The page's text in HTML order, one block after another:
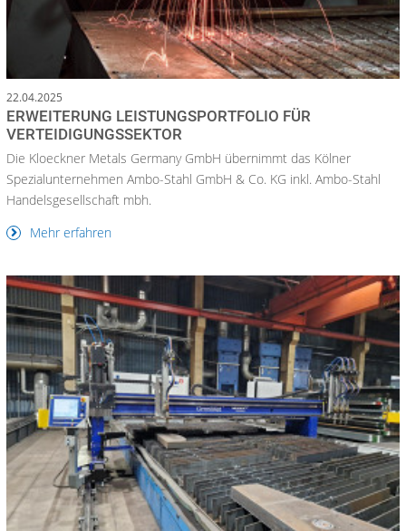
22.04.2025
ERWEITERUNG LEISTUNGSPORTFOLIO FÜR
VERTEIDIGUNGSSEKTOR
Die Kloeckner Metals Germany GmbH übernimmt das Kölner
Spezialunternehmen Ambo-Stahl GmbH & Co. KG inkl. Ambo-Stahl
Handelsgesellschaft mbh.
Mehr erfahren